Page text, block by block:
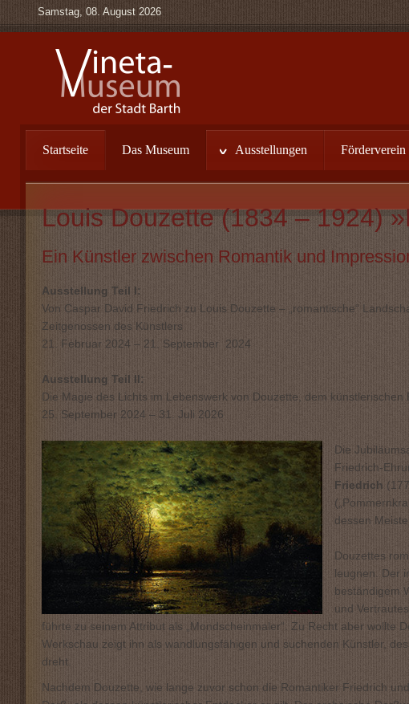
Samstag, 08. August 2026
Startseite Das Museum Ausstellungen Förderverein
Louis Douzette (1834 – 1924)
Ein Künstler zwischen Romantik und
Ausstellung Teil I:
Von Caspar David Friedrich zu Louis Douzette – „romantische“
Zeitgenossen des Künstlers
21. Februar 2024 – 21. September 2024
Ausstellung Teil II:
Die Magie des Lichts im Lebenswerk von Douzette, dem
25. September 2024 – 31. Juli 2026
Die
Friedrich-
Friedrich
dessen
Douzettes
leugnen. Der
beständigem
und
führte zu seinem Attribut als „Mondscheinmaler“. Zu Recht aber wollte
Werkschau zeigt ihn als wandlungsfähigen und suchenden Künstler,
dreht.
Nachdem Douzette, wie lange zuvor schon die Romantiker Friedrich